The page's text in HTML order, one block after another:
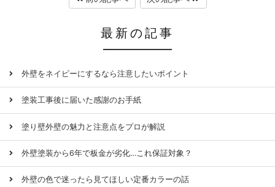
最新の記事
外壁をネイビーにするなら注意したいポイント
塗装工事後に届いた感謝のお手紙
塗り壁外壁の魅力と注意点をプロが解説
外壁塗装から6年で板金が劣化…これ保証対象？
外壁の色で迷ったら見てほしい定番カラーの話